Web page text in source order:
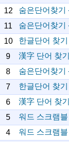
12
숨은단어찾기
11
숨은단어찾기
10
한글단어 찾
9 漢字 단어 찾
8 숨은단어찾기
7 한글단어 찾
6
漢字 단어 찾
5
워드 스크램
4
워드 스크램